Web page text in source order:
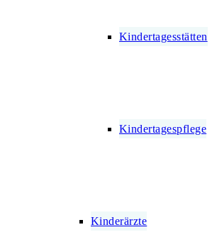
Kindertagesstätten
Kindertagespflege
Kinderärzte